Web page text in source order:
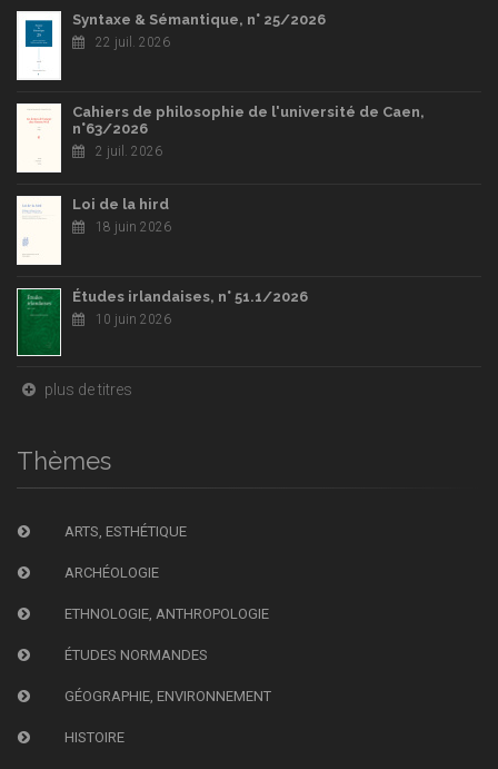
Syntaxe & Sémantique, n° 25/2026
22 juil. 2026
Cahiers de philosophie de l'université de Caen,
n°63/2026
2 juil. 2026
Loi de la hird
18 juin 2026
Études irlandaises, n° 51.1/2026
10 juin 2026
plus de titres
Thèmes
ARTS, ESTHÉTIQUE
ARCHÉOLOGIE
ETHNOLOGIE, ANTHROPOLOGIE
ÉTUDES NORMANDES
GÉOGRAPHIE, ENVIRONNEMENT
HISTOIRE